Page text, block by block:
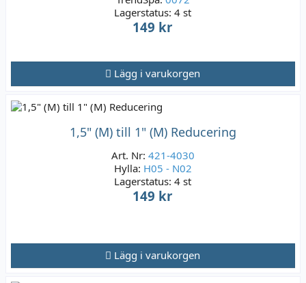
Lagerstatus:4 st
149 kr
Lägg i varukorgen
1,5" (M) till 1" (M) Reducering
Art. Nr: 421-4030
Hylla: H05 - N02
Lagerstatus:4 st
149 kr
Lägg i varukorgen